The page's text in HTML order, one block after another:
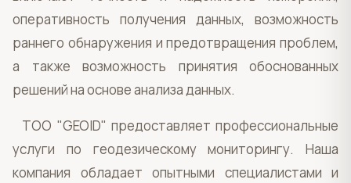
оперативность получения данных, возможность
раннего обнаружения и предотвращения проблем,
а также возможность принятия обоснованных
решений на основе анализа данных.
ТОО "GEOID" предоставляет профессиональные
услуги по геодезическому мониторингу. Наша
компания обладает опытными специалистами и